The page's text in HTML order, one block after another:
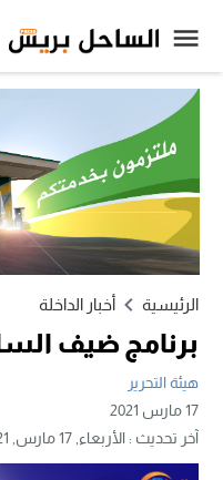
الرئيسية أخبار الداخلة
برنامج ضيف
هيئة التحرير
17 مارس 2021
آخر تحديث :الأربعاء, 17 مارس, 2021 - 1:28 مساءً